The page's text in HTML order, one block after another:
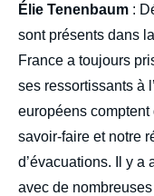
Élie Tenenbaum :
sont présents dans
France a toujours
ses ressortissants à
européens comptent
savoir-faire et notre
d’évacuations. Il y a
avec de